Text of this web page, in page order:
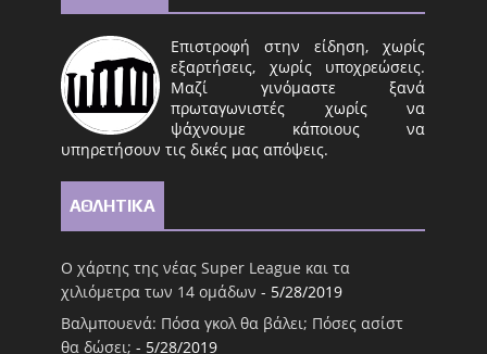
Επιστροφή στην είδηση, χωρίς
εξαρτήσεις, χωρίς υποχρεώσεις.
Μαζί γινόμαστε ξανά
πρωταγωνιστές χωρίς να
ψάχνουμε κάποιους να
υπηρετήσουν τις δικές μας απόψεις.
ΑΘΛΗΤΙΚΑ
Ο χάρτης της νέας Super League και τα
χιλιόμετρα των 14 ομάδων - 5/28/2019
Βαλμπουενά: Πόσα γκολ θα βάλει; Πόσες ασίστ
θα δώσει; - 5/28/2019